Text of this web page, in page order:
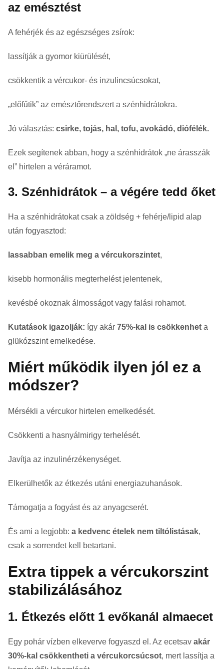
az emésztést
A fehérjék és az egészséges zsírok:
lassítják a gyomor kiürülését,
csökkentik a vércukor- és inzulincsúcsokat,
„előfűtik” az emésztőrendszert a szénhidrátokra.
Jó választás: csirke, tojás, hal, tofu, avokádó, diófélék.
Ezek segítenek abban, hogy a szénhidrátok „ne árasszák
el” hirtelen a véráramot.
3. Szénhidrátok – a végére tedd őket
Ha a szénhidrátokat csak a zöldség + fehérje/lipid alap
után fogyasztod:
lassabban emelik meg a vércukorszintet,
kisebb hormonális megterhelést jelentenek,
kevésbé okoznak álmosságot vagy falási rohamot.
Kutatások igazolják: így akár 75%-kal is csökkenhet a
glükózszint emelkedése.
Miért működik ilyen jól ez a
módszer?
Mérsékli a vércukor hirtelen emelkedését.
Csökkenti a hasnyálmirigy terhelését.
Javítja az inzulinérzékenységet.
Elkerülhetők az étkezés utáni energiazuhanások.
Támogatja a fogyást és az anyagcserét.
És ami a legjobb: a kedvenc ételek nem tiltólistásak,
csak a sorrendet kell betartani.
Extra tippek a vércukorszint
stabilizálásához
1. Étkezés előtt 1 evőkanál almaecet
Egy pohár vízben elkeverve fogyaszd el. Az ecetsav akár
30%-kal csökkentheti a vércukorcsúcsot, mert lassítja a